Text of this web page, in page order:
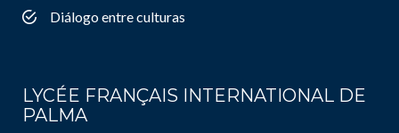
Diálogo entre culturas
LYCÉE FRANÇAIS INTERNATIONAL DE
PALMA